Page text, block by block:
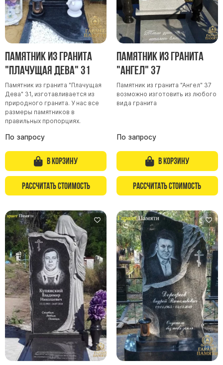
Памятник из гранита
"Плачущая Дева" 31
Памятник из гранита "Плачущая
Дева" 31, изготавливается из
природного гранита. У нас все
размеры памятников в
правильных пропорциях.
По запросу
В корзину
Рассчитать стоимость
Памятник из гранита
"Ангел" 37
Памятник из гранита "Ангел" 37
возможно изготовить из любого
вида гранита
По запросу
В корзину
Рассчитать стоимость